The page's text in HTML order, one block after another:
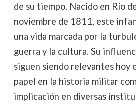
de su tiempo. Nacido en Río
noviembre de 1811, este
una vida marcada por la
guerra y la cultura. Su
siguen siendo relevantes hoy
papel en la historia militar
implicación en diversas